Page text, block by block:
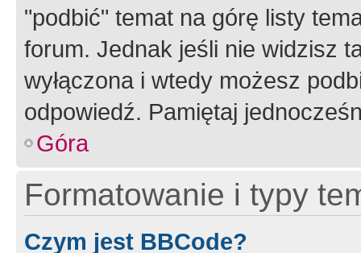
"podbić" temat na górę listy
forum. Jednak jeśli nie widzisz
wyłączona i wtedy możesz
odpowiedź. Pamiętaj
Góra
Formatowanie i typy
Czym jest BBCode?